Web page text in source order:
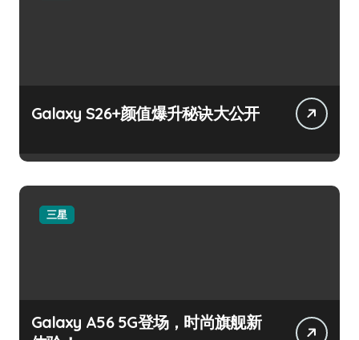
Galaxy S26+颜值爆升秘诀大公开
三星
Galaxy A56 5G登场，时尚旗舰新